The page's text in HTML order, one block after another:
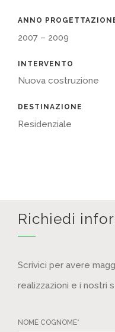
ANNO
2007 – 2009
INTERVENTO
Nuova costruzione
DESTINAZIONE
Residenziale
Richiedi
Scrivici per avere
realizzazioni e i nostri
NOME COGNOME*